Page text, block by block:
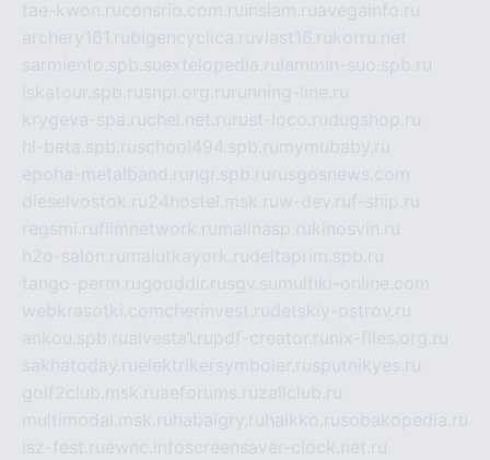
tae-kwon.ruconsrio.com.ru insiam.ruavegainfo.ru
archery161.rubigencyclica.ruvlast16.rukorru.net
sarmiento.spb.suextelopedia.ru lammin-suo.spb.ru
iskatour.spb.rusnpi.org.ru running-line.ru
krygeva-spa.ruchel.net.ru rust-loco.rudugshop.ru
hl-beta.spb.ruschool494.spb.ru mymubaby.ru
epoha-metalband.ru ngr.spb.ru rusgosnews.com
dieselvostok.ru24hostel.msk.ruw-dev.ruf-ship.ru
regsmi.rufilmnetwork.ru malinasp.rukinosvin.ru
h2o-salon.ru malutkayork.rudeltaprim.spb.ru
tango-perm.rugooddir.rusgv.su multiki-online.com
webkrasotki.comcherinvest.rudetskiy-ostrov.ru
ankou.spb.rualvesta1.rupdf-creator.ru nix-files.org.ru
sakhatoday.ruelektrikersymboler.rusputnikyes.ru
golf2club.msk.ruaeforums.ruzallclub.ru
multimodal.msk.ru habaigry.ru haikko.rusobakopedia.ru
isz-fest.ruewnc.infoscreensaver-clock.net.ru